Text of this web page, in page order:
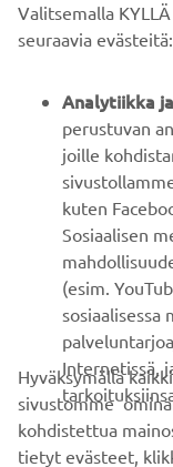
B2B
YAMAHA
ASIAKASTUKI
UUTISKIRJE
Ole ensimmäinen,
erikoistapahtumista,
Valitsemalla
seuraavia evästeitä:
Analytiikka
perustuvan
joille
kuten
Sosiaalisen
(esim.
sosiaalisessa
Internetissä,
Hyväksymällä
sivustomme
kohdistettua
tietyt evästeet,